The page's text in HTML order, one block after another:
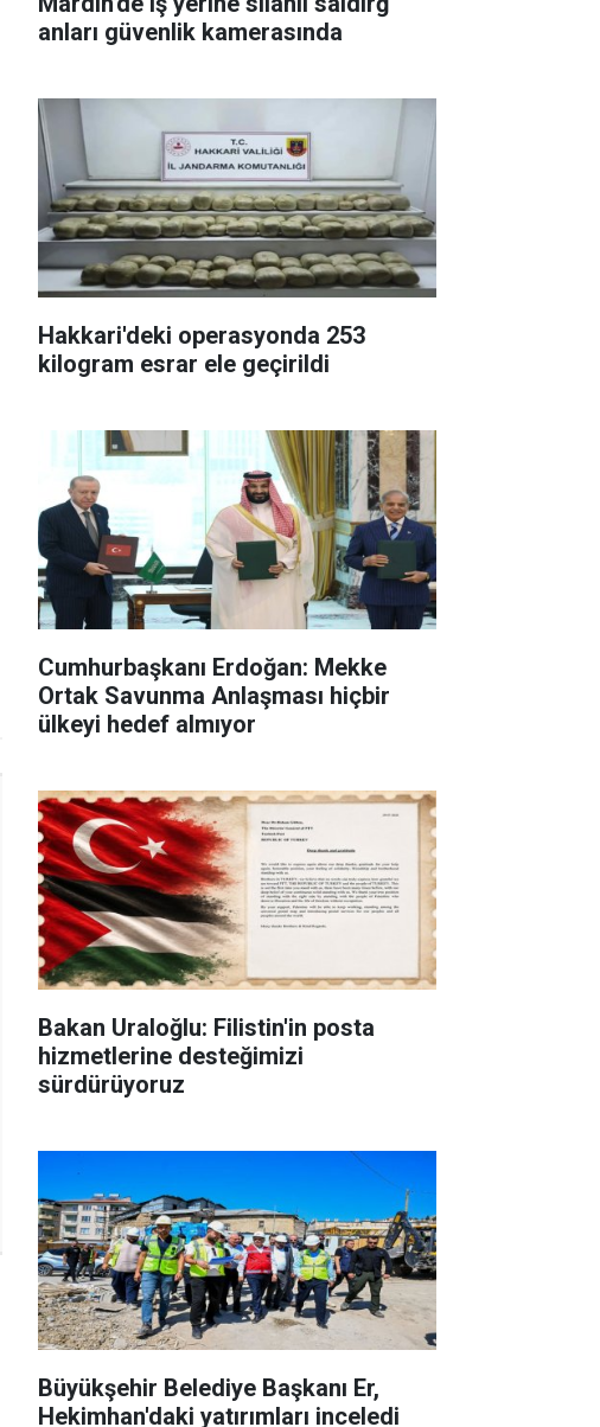
anları güvenlik kamerasında
Hakkari'deki operasyonda 253
kilogram esrar ele geçirildi
Cumhurbaşkanı Erdoğan: Mekke
Ortak Savunma Anlaşması hiçbir
ülkeyi hedef almıyor
Bakan Uraloğlu: Filistin'in posta
hizmetlerine desteğimizi
sürdürüyoruz
Büyükşehir Belediye Başkanı Er,
Hekimhan'daki yatırımları inceledi